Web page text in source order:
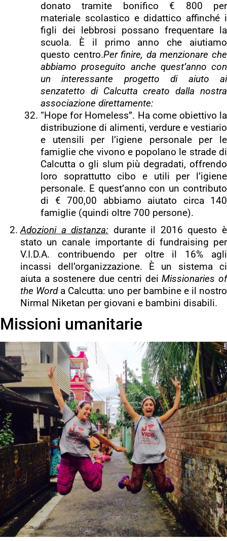
donato tramite bonifico € 800 per
materiale scolastico e didattico affinché i
figli dei lebbrosi possano frequentare la
scuola. È il primo anno che aiutiamo
questo centro.Per finire, da menzionare che
abbiamo proseguito anche quest’anno con
un interessante progetto di aiuto ai
senzatetto di Calcutta creato dalla nostra
associazione direttamente:
“Hope for Homeless”. Ha come obiettivo la
distribuzione di alimenti, verdure e vestiario
e utensili per l’igiene personale per le
famiglie che vivono e popolano le strade di
Calcutta o gli slum più degradati, offrendo
loro soprattutto cibo e utili per l’igiene
personale. E quest’anno con un contributo
di € 700,00 abbiamo aiutato circa 140
famiglie (quindi oltre 700 persone).
Adozioni a distanza: durante il 2016 questo è
stato un canale importante di fundraising per
V.I.D.A. contribuendo per oltre il 16% agli
incassi dell’organizzazione. È un sistema ci
aiuta a sostenere due centri deiMissionaries of
the Worda Calcutta: uno per bambine e il nostro
Nirmal Niketan per giovani e bambini disabili.
Missioni umanitarie